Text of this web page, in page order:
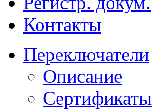
Контакты
Переключатели
Описание
Сертификаты